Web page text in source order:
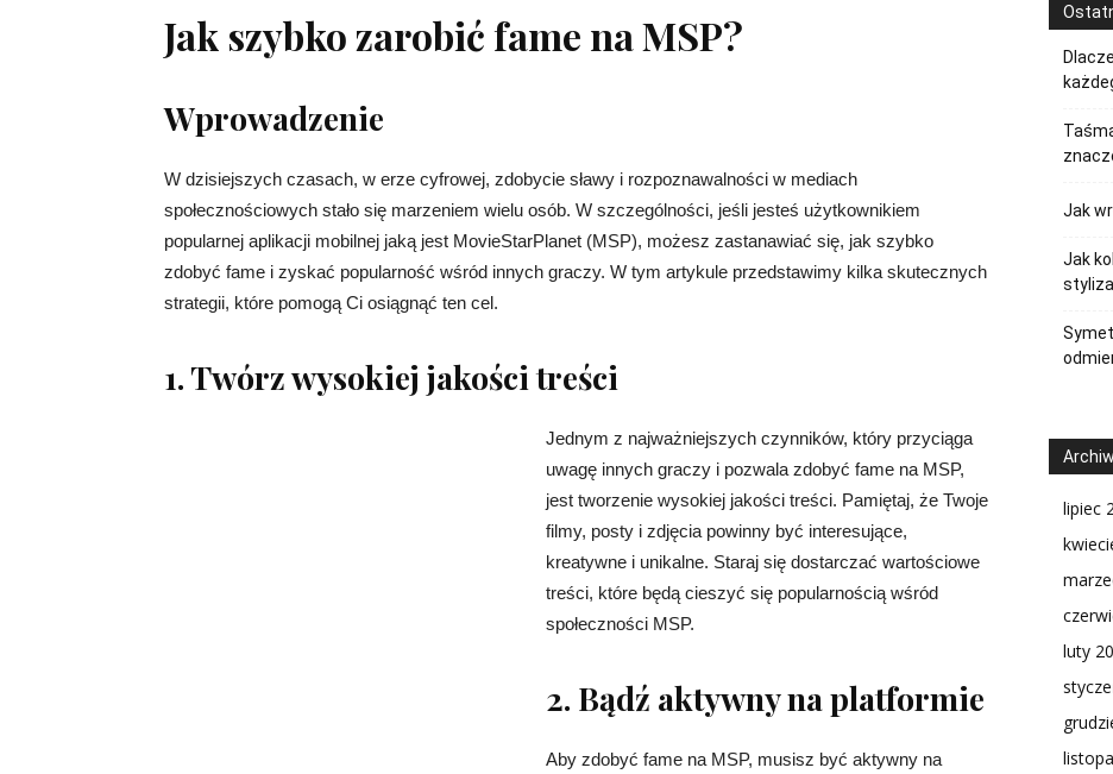
Jak szybko zarobić fame na MSP?
Wprowadzenie
W dzisiejszych czasach, w erze cyfrowej, zdobycie sławy i rozpoznawalności w mediach
społecznościowych stało się marzeniem wielu osób. W szczególności, jeśli jesteś użytkownikiem
popularnej aplikacji mobilnej jaką jest MovieStarPlanet (MSP), możesz zastanawiać się, jak szybko
zdobyć fame i zyskać popularność wśród innych graczy. W tym artykule przedstawimy kilka skutecznych
strategii, które pomogą Ci osiągnąć ten cel.
1. Twórz wysokiej jakości treści
Jednym z najważniejszych czynników, który przyciąga
uwagę innych graczy i pozwala zdobyć fame na MSP,
jest tworzenie wysokiej jakości treści. Pamiętaj, że Twoje
filmy, posty i zdjęcia powinny być interesujące,
kreatywne i unikalne. Staraj się dostarczać wartościowe
treści, które będą cieszyć się popularnością wśród
społeczności MSP.
2. Bądź aktywny na platformie
Aby zdobyć fame na MSP, musisz być aktywny na
Jak
Jak
lipiec
luty